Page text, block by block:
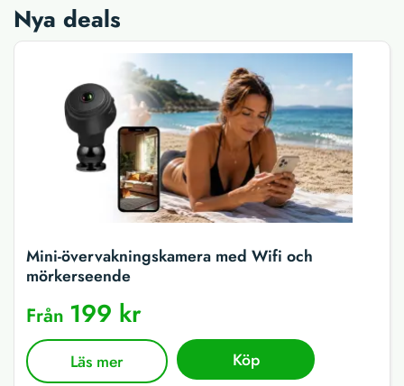
Nya deals
Mini-övervakningskamera med Wifi och
mörkerseende
Från 199 kr
Läs mer Köp